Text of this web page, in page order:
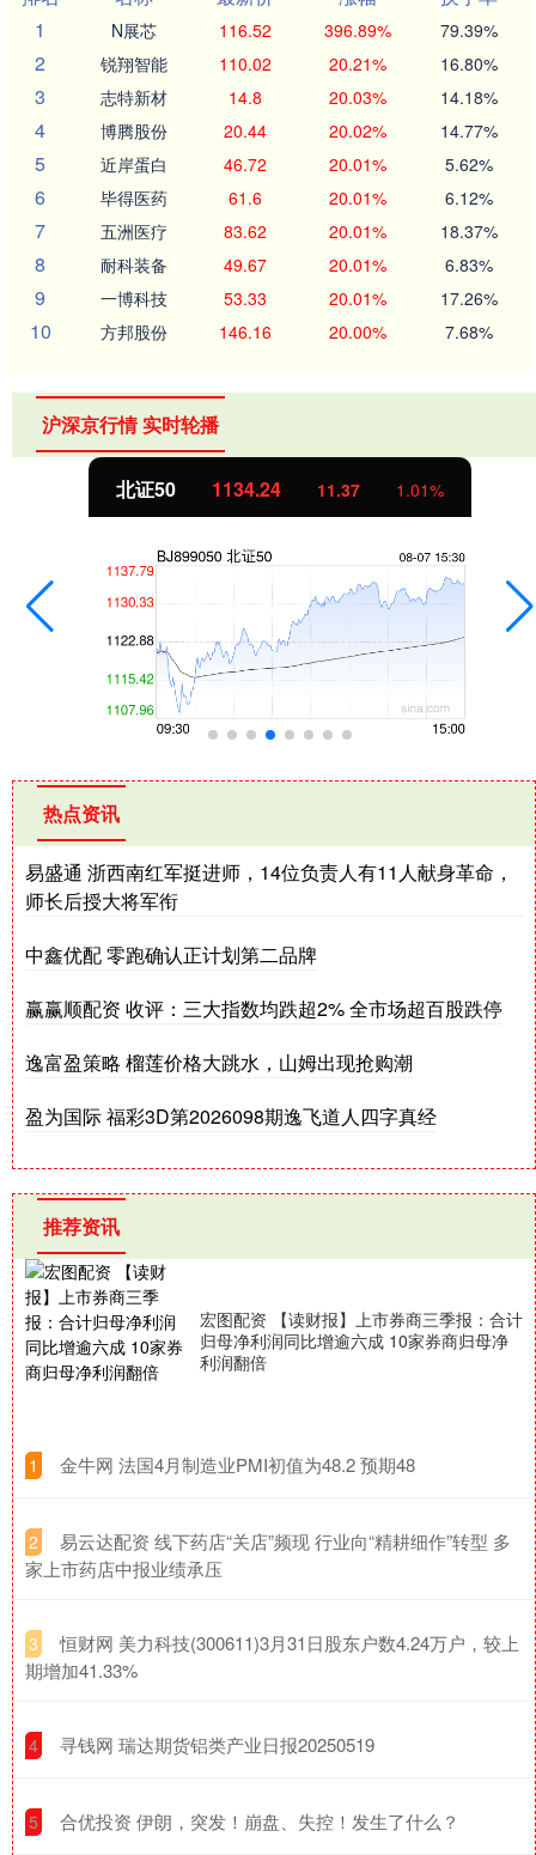
1
N展芯 116.52 396.89% 79.39%
2 锐翔智能 110.02 20.21% 16.80%
3 志特新材 14.8 20.03% 14.18%
4 博腾股份 20.44 20.02% 14.77%
5 近岸蛋白 46.72 20.01% 5.62%
6 毕得医药 61.6 20.01% 6.12%
7 五洲医疗 83.62 20.01% 18.37%
8 耐科装备 49.67 20.01% 6.83%
9 一博科技 53.33 20.01% 17.26%
10 方邦股份 146.16 20.00% 7.68%
沪深京行情 实时轮播
北证50 1134.24 11.37 1.01%
热点资讯
易盛通 浙西南红军挺进师，14位负责人有11人献身革命，
师长后授大将军衔
中鑫优配 零跑确认正计划第二品牌
赢赢顺配资 收评：三大指数均跌超2% 全市场超百股跌停
逸富盈策略 榴莲价格大跳水，山姆出现抢购潮
盈为国际 福彩3D第2026098期逸飞道人四字真经
推荐资讯
宏图配资 【读财报】上市券商三季报：合计
归母净利润同比增逾六成 10家券商归母净
利润翻倍
1 ​金牛网 法国4月制造业PMI初值为48.2 预期48
2
​易云达配资 线下药店“关店”频现 行业向“精耕细作”转型 多
家上市药店中报业绩承压
3
​恒财网 美力科技(300611)3月31日股东户数4.24万户，较上
期增加41.33%
4 ​寻钱网 瑞达期货铝类产业日报20250519
5 ​合优投资 伊朗，突发！崩盘、失控！发生了什么？